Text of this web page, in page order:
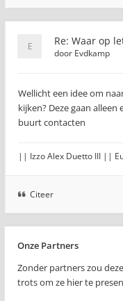
Re: Waar op
door Evdkamp
Wellicht een idee om
kijken? Deze gaan
buurt contacten
|| Izzo Alex Duetto III ||
Citeer
Onze Partners
Zonder partners zou
trots om ze hier te